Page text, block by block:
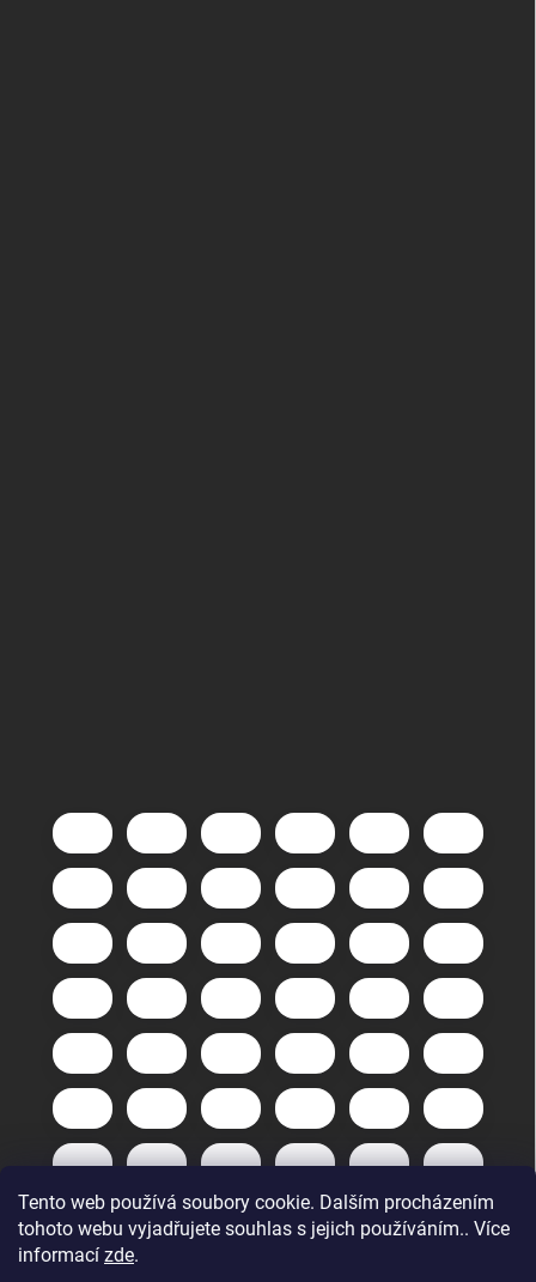
Tento web používá soubory cookie. Dalším procházením
tohoto webu vyjadřujete souhlas s jejich používáním.. Více
informací zde.